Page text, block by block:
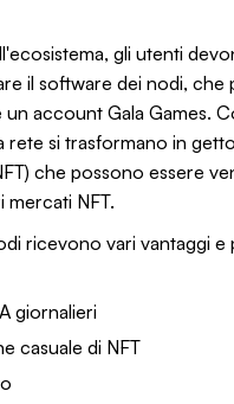
gli utenti
il software dei nodi, che
account Gala Games.
rete si trasformano in
che possono essere
mercati NFT.
ricevono vari vantaggi e
giornalieri
casuale di NFT